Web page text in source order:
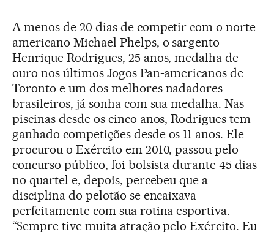
A menos de 20 dias de competir com o norte-
americano Michael Phelps, o sargento
Henrique Rodrigues, 25 anos, medalha de
ouro nos últimos Jogos Pan-americanos de
Toronto e um dos melhores nadadores
brasileiros, já sonha com sua medalha. Nas
piscinas desde os cinco anos, Rodrigues tem
ganhado competições desde os 11 anos. Ele
procurou o Exército em 2010, passou pelo
concurso público, foi bolsista durante 45 dias
no quartel e, depois, percebeu que a
disciplina do pelotão se encaixava
perfeitamente com sua rotina esportiva.
“Sempre tive muita atração pelo Exército. Eu